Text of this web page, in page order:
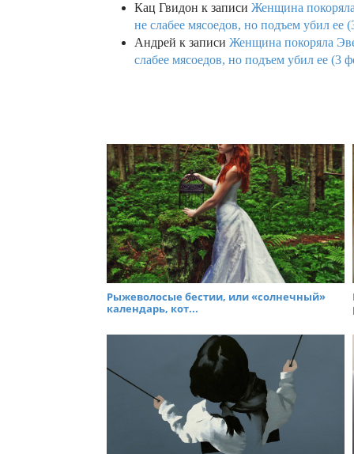
Кац Гвидон к записи Женщина
не слабее мясоедов, но подъем убил ее
Андрей к записи Женщина покоряла
слабее мясоедов, но подъем убил ее (3
Рыжеволосые бестии, или «солнечный»
календарь, кот...